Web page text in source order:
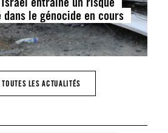
le génocide en cours
LES ACTUALITÉS